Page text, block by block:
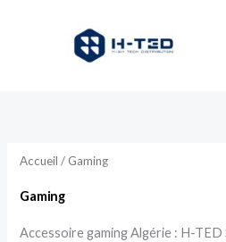
Accueil / Gaming
Gaming
Accessoire gaming Algérie : H-
récent
au